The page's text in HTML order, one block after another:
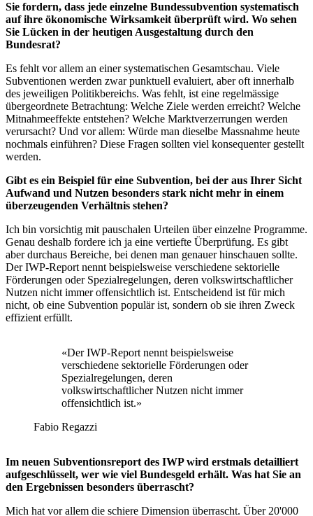
Sie fordern, dass jede einzelne Bundessubvention systematisch
auf ihre ökonomische Wirksamkeit überprüft wird. Wo sehen
Sie Lücken in der heutigen Ausgestaltung durch den
Bundesrat?
Es fehlt vor allem an einer systematischen Gesamtschau. Viele
Subventionen werden zwar punktuell evaluiert, aber oft innerhalb
des jeweiligen Politikbereichs. Was fehlt, ist eine regelmässige
übergeordnete Betrachtung: Welche Ziele werden erreicht? Welche
Mitnahmeeffekte entstehen? Welche Marktverzerrungen werden
verursacht? Und vor allem: Würde man dieselbe Massnahme heute
nochmals einführen? Diese Fragen sollten viel konsequenter gestellt
werden.
Gibt es ein Beispiel für eine Subvention, bei der aus Ihrer Sicht
Aufwand und Nutzen besonders stark nicht mehr in einem
überzeugenden Verhältnis stehen?
Ich bin vorsichtig mit pauschalen Urteilen über einzelne Programme.
Genau deshalb fordere ich ja eine vertiefte Überprüfung. Es gibt
aber durchaus Bereiche, bei denen man genauer hinschauen sollte.
Der IWP-Report nennt beispielsweise verschiedene sektorielle
Förderungen oder Spezialregelungen, deren volkswirtschaftlicher
Nutzen nicht immer offensichtlich ist. Entscheidend ist für mich
nicht, ob eine Subvention populär ist, sondern ob sie ihren Zweck
effizient erfüllt.
«Der IWP-Report nennt beispielsweise
verschiedene sektorielle Förderungen oder
Spezialregelungen, deren
volkswirtschaftlicher Nutzen nicht immer
offensichtlich ist.»
Fabio Regazzi
Im neuen Subventionsreport des IWP wird erstmals detailliert
aufgeschlüsselt, wer wie viel Bundesgeld erhält. Was hat Sie an
den Ergebnissen besonders überrascht?
Mich hat vor allem die schiere Dimension überrascht. Über 20'000